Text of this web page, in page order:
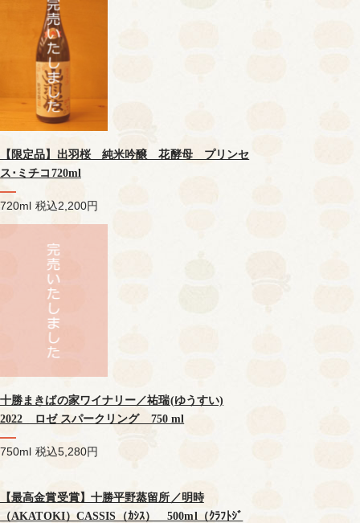
【限定品】出羽桜 純米吟醸 花酵母 プリンセ
ス･ミチコ720ml
720ml 税込2,200円
十勝まきばの家ワイナリー／祐瑞(ゆうすい)
2022 ロゼ スパークリング 750 ml
750ml 税込5,280円
【最高金賞受賞】十勝平野蒸留所／明時
（AKATOKI）CASSIS（ｶｼｽ） 500ml（ｸﾗﾌﾄｼﾞ